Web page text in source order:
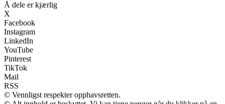
Å dele er kjærlig
X
Facebook
Instagram
LinkedIn
YouTube
Pinterest
TikTok
Mail
RSS
© Vennligst respekter opphavsretten.